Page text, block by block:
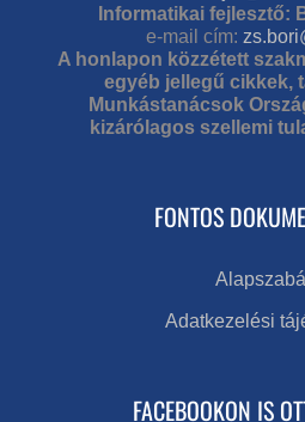
Informatikai fejlesztő:
e-mail cím:
A honlapon közzétett
egyéb jellegű cikkek,
Munkástanácsok
kizárólagos szellemi
FONTOS
Adatkezelési
FACEBOOKON IS